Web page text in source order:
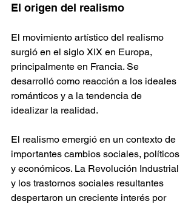
El origen del realismo
El movimiento artístico del realismo
surgió en el siglo XIX en Europa,
principalmente en Francia. Se
desarrolló como reacción a los ideales
románticos y a la tendencia de
idealizar la realidad.
El realismo emergió en un contexto de
importantes cambios sociales, políticos
y económicos. La Revolución Industrial
y los trastornos sociales resultantes
despertaron un creciente interés por